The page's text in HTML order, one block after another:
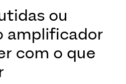
ou
amplificador
com o que